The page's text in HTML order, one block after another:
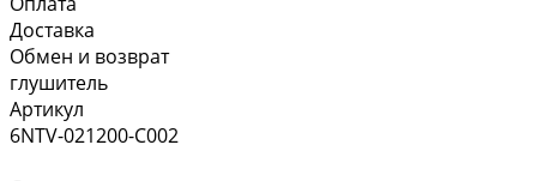
Доставка
Обмен и возврат
глушитель
Артикул
6NTV-021200-C002